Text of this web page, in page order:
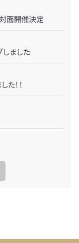
面開催決定
ました
！！